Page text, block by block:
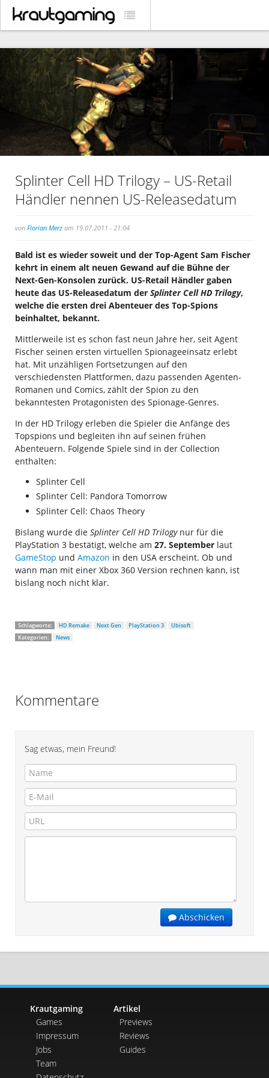
Splinter Cell HD Trilogy – US-Retail
Händler nennen US-Releasedatum
von Florian Merz am 19.07.2011 - 21:04
Bald ist es wieder soweit und der Top-Agent Sam Fischer
kehrt in einem alt neuen Gewand auf die Bühne der
Next-Gen-Konsolen zurück. US-Retail Händler gaben
heute das US-Releasedatum der Splinter Cell HD Trilogy,
welche die ersten drei Abenteuer des Top-Spions
beinhaltet, bekannt.
Mittlerweile ist es schon fast neun Jahre her, seit Agent
Fischer seinen ersten virtuellen Spionageeinsatz erlebt
hat. Mit unzähligen Fortsetzungen auf den
verschiedensten Plattformen, dazu passenden Agenten-
Romanen und Comics, zählt der Spion zu den
bekanntesten Protagonisten des Spionage-Genres.
In der HD Trilogy erleben die Spieler die Anfänge des
Topspions und begleiten ihn auf seinen frühen
Abenteuern. Folgende Spiele sind in der Collection
enthalten:
Splinter Cell
Splinter Cell: Pandora Tomorrow
Splinter Cell: Chaos Theory
Bislang wurde die Splinter Cell HD Trilogynur für die
PlayStation 3 bestätigt, welche am 27. September laut
GameStop und Amazon in den USA erscheint. Ob und
wann man mit einer Xbox 360 Version rechnen kann, ist
bislang noch nicht klar.
Schlagworte: HD Remake Next Gen PlayStation 3
Ubisoft
Kategorien:
News
Kommentare
Sag etwas, mein Freund!
Abschicken
Krautgaming
Games
Impressum
Jobs
Team
Artikel
Previews
Reviews
Guides